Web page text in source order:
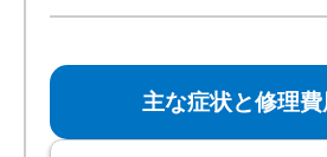
主な症状と修理